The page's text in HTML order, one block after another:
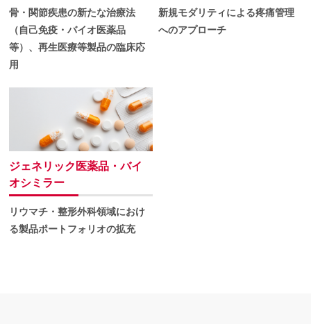
骨・関節疾患の新たな治療法
（自己免疫・バイオ医薬品
等）、再生医療等製品の臨床応
用
新規モダリティによる疼痛管理
へのアプローチ
ジェネリック医薬品・バイ
オシミラー
リウマチ・整形外科領域におけ
る製品ポートフォリオの拡充